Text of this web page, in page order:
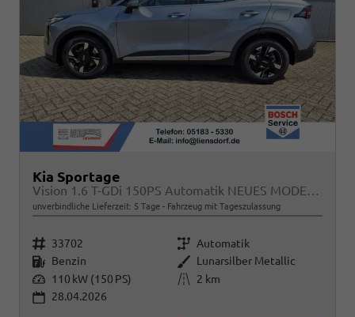
Kia Sportage
Vision 1.6 T-GDi 150PS Automatik NEUES MODELL MY26 FACELIFT Sitzheizung Lenkradheizung Klimaautomatik Navi Bluetooth Touchscreen Apple CarPlay Android Auto PDC v+h 17"LM Rückf.Kamera ACC 2x Keyless
unverbindliche Lieferzeit: 5 Tage Fahrzeug mit Tageszulassung
Fahrzeugnr. 33702 Getriebe Automatik
Kraftstoff Benzin Außenfarbe Lunarsilber Metallic
Leistung 110 kW (150 PS) Kilometerstand
2 km
28.04.2026